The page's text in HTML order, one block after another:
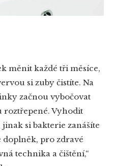
měnit každé tři měsíce,
si zuby čistíte. Na
začnou vybočovat
roztřepené. Vyhodit
si bakterie zanášíte
doplněk, pro zdravé
technika a čištění,“